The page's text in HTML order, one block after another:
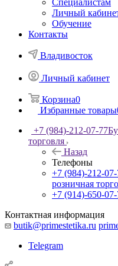
Специалистам
Личный
Обучение
Контакты
Владивосток
Личный кабинет
Корзина0
Избранные товары
+7 (984)-212-07-77
торговля
Назад
Телефоны
+7 (984)-212-
розничная
+7 (914)-650-
Контактная информация
butik@primestetika.ru
Telegram